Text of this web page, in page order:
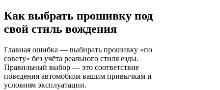
Как выбрать прошивку под
свой стиль вождения
Главная ошибка — выбирать прошивку «по
совету» без учёта реального стиля езды.
Правильный выбор — это соответствие
поведения автомобиля вашим привычкам и
условиям эксплуатации.